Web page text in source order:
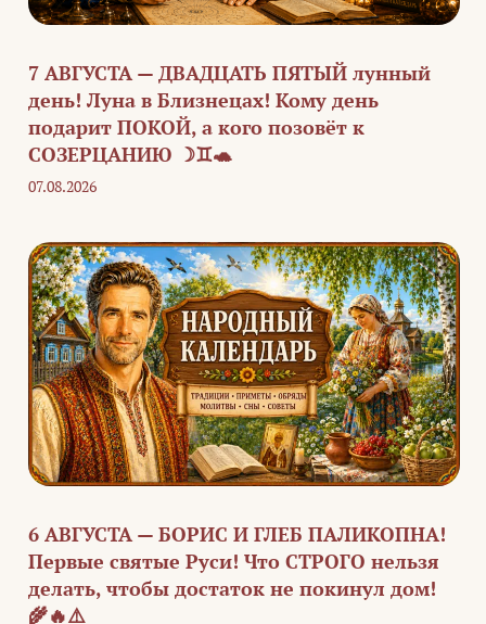
7 АВГУСТА — ДВАДЦАТЬ ПЯТЫЙ лунный
день! Луна в Близнецах! Кому день
подарит ПОКОЙ, а кого позовёт к
СОЗЕРЦАНИЮ ☽♊🐢
07.08.2026
6 АВГУСТА — БОРИС И ГЛЕБ ПАЛИКОПНА!
Первые святые Руси! Что СТРОГО нельзя
делать, чтобы достаток не покинул дом!
🌾🔥⚠️